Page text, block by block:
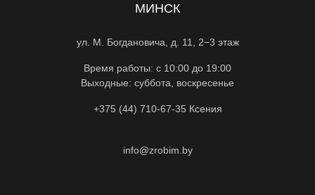
МИНСК
ул. М. Богдановича, д. 11, 2−3 этаж
Время работы: с 10:00 до 19:00
Выходные: суббота, воскресенье
+375 (44) 710-67-35 Ксения
info@zrobim.by